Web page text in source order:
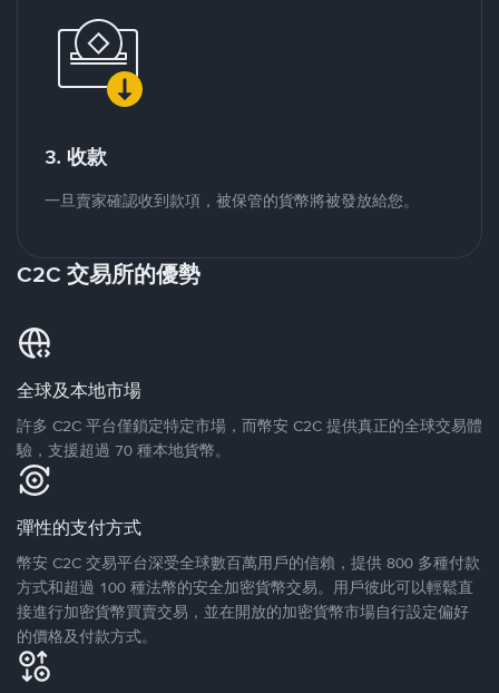
3. 收款
一旦賣家確認收到款項，被保管的貨幣將被發放給您。
C2C 交易所的優勢
全球及本地市場
許多 C2C 平台僅鎖定特定市場，而幣安 C2C 提供真正的全球交易體
驗，支援超過 70 種本地貨幣。
彈性的支付方式
幣安 C2C 交易平台深受全球數百萬用戶的信賴，提供 800 多種付款
方式和超過 100 種法幣的安全加密貨幣交易。用戶彼此可以輕鬆直
接進行加密貨幣買賣交易，並在開放的加密貨幣市場自行設定偏好
的價格及付款方式。